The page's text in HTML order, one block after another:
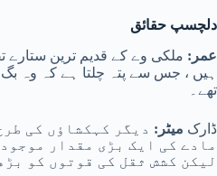
دلچسپ حقائق
عمر: ملکی وے کے قدیم ترین ستارے
تھے۔
ڈارک میٹر: دیگر کہکشاؤں کی
مادے کی ایک بڑی مقدار
لیکن کشش ثقل کی قوتوں کو